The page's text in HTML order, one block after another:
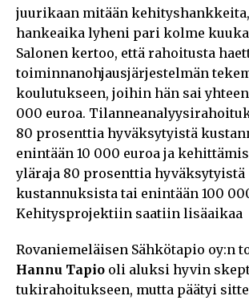
juurikaan mitään
hankeaika lyheni pari kolme
Salonen kertoo, että rahoitusta
toiminnanohjausjärjestelmän
koulutukseen, joihin hän sai
000 euroa.
80 prosenttia hyväksytyistä
enintään 10 000 euroa ja
yläraja 80 prosenttia hyväksytyistä
kustannuksista tai enintään 100
Kehitysprojektiin saatiin lisäaikaa
Rovaniemeläisen Sähkötapio oy:n
Hannu Tapio oli aluksi hyvin
tukirahoitukseen, mutta päätyi